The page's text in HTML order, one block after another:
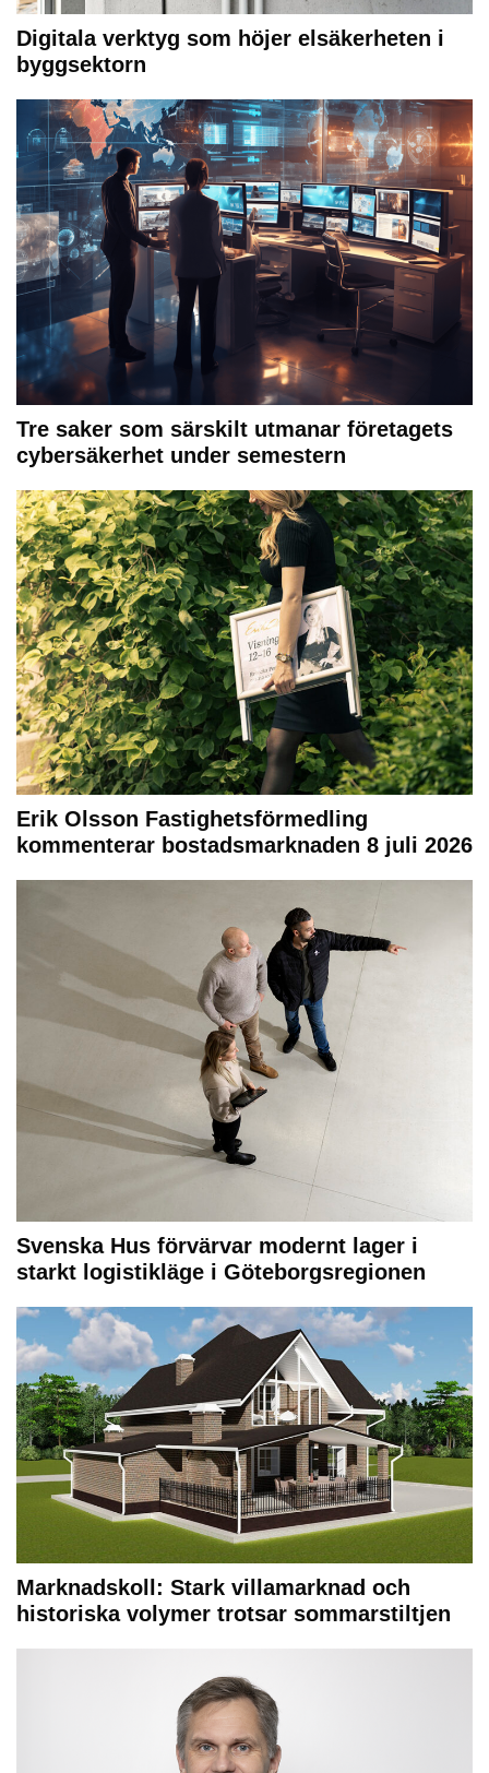
Digitala verktyg som höjer elsäkerheten i
byggsektorn
Tre saker som särskilt utmanar företagets
cybersäkerhet under semestern
Erik Olsson Fastighetsförmedling
kommenterar bostadsmarknaden 8 juli 2026
Svenska Hus förvärvar modernt lager i
starkt logistikläge i Göteborgsregionen
Marknadskoll: Stark villamarknad och
historiska volymer trotsar sommarstiltjen